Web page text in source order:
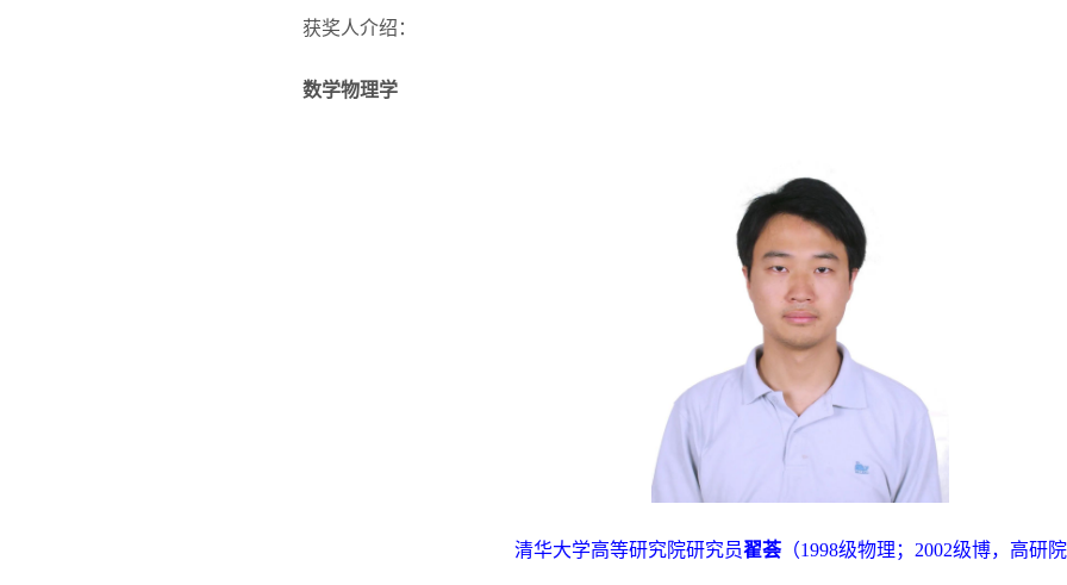
获奖人介绍：
数学物理学
清华大学高等研究院研究员翟荟 （1998级物理； 2002级博，高研